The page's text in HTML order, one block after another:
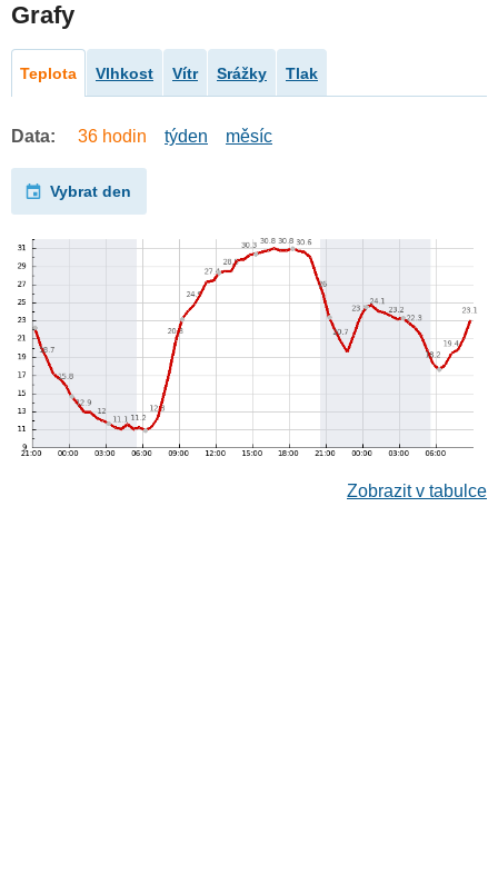
Grafy
Teplota Vlhkost Vítr Srážky Tlak
Data: 36 hodin týden měsíc
Vybrat den
Zobrazit v tabulce